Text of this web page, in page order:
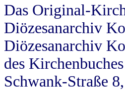
Das Original-
Diözesanarchiv
Diözesanarchiv
des
Schwank-Straße